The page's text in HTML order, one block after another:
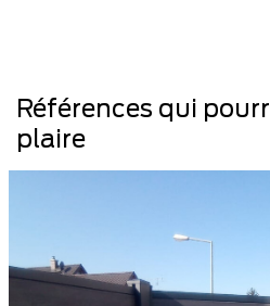
Références qui
plaire